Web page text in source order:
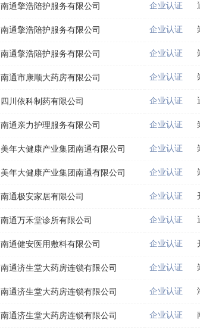
南通擎浩陪护服务有限公司 企业认证
南通擎浩陪护服务有限公司 企业认证
南通擎浩陪护服务有限公司 企业认证
南通市康顺大药房有限公司 企业认证
四川依科制药有限公司 企业认证
南通亲力护理服务有限公司 企业认证
美年大健康产业集团南通有限公司 企业认证
美年大健康产业集团南通有限公司 企业认证
南通极安家居有限公司 企业认证
南通万禾堂诊所有限公司 企业认证
南通健安医用敷料有限公司 企业认证
南通济生堂大药房连锁有限公司 企业认证
南通济生堂大药房连锁有限公司 企业认证
南通济生堂大药房连锁有限公司 企业认证